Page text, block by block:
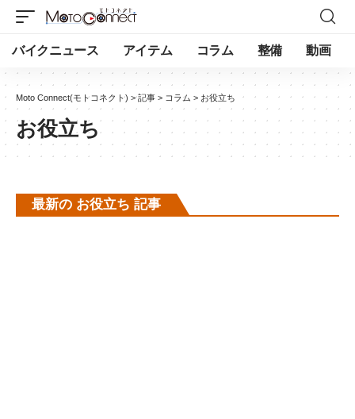
バイクニュース アイテム コラム 整備 動画
Moto Connect(モトコネクト) >記事 > コラム > お役立ち
お役立ち
最新の お役立ち 記事